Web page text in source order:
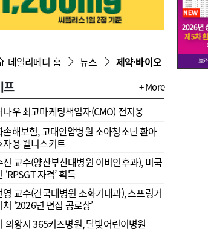
준·평가 약제급여 심사 결과
데일리메디 홈 뉴스 제약·바이오
프 + More
나우 최고마케팅책임자(CMO) 전지웅
손해보험, 고대안암병원 소아청소년 환아
자용 웰니스키트
진 교수( 양산부산대병원 이비인후과), 미국
‘RPSGT 자격’ 획득
영 교수(건국대병원 소화기내과), 스프링거
처 ‘2026년 편집 공로상’
의왕시 365키즈병원, 달빛어린이병원